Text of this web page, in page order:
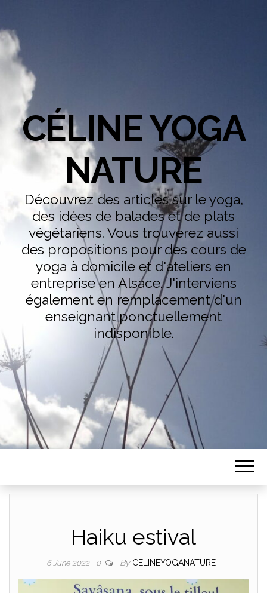
CÉLINE YOGA
NATURE
Découvrez des articles sur le yoga,
des idées de balades et de plats
végétariens. Vous trouverez aussi
des propositions pour des cours de
yoga à domicile et d'ateliers en
entreprise en Alsace. J'interviens
également en remplacement d'un
enseignant ponctuellement
indisponible.
Haiku estival
6 June 2022 0 By CELINEYOGANATURE